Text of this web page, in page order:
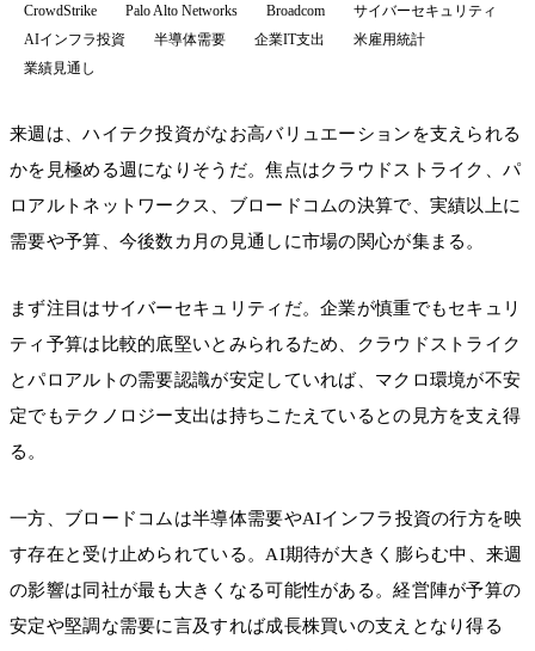
CrowdStrike Palo Alto Networks Broadcom
サイバーセキュリティ
AIインフラ投資
半導体需要 企業IT支出
米雇用統計
業績見通し
来週は、ハイテク投資がなお高バリュエーションを支えられる
かを見極める週になりそうだ。焦点はクラウドストライク、パ
ロアルトネットワークス、ブロードコムの決算で、実績以上に
需要や予算、今後数カ月の見通しに市場の関心が集まる。
まず注目はサイバーセキュリティだ。企業が慎重でもセキュリ
ティ予算は比較的底堅いとみられるため、クラウドストライク
とパロアルトの需要認識が安定していれば、マクロ環境が不安
定でもテクノロジー支出は持ちこたえているとの見方を支え得
る。
一方、ブロードコムは半導体需要やAIインフラ投資の行方を映
す存在と受け止められている。AI期待が大きく膨らむ中、来週
の影響は同社が最も大きくなる可能性がある。経営陣が予算の
安定や堅調な需要に言及すれば成長株買いの支えとなり得る